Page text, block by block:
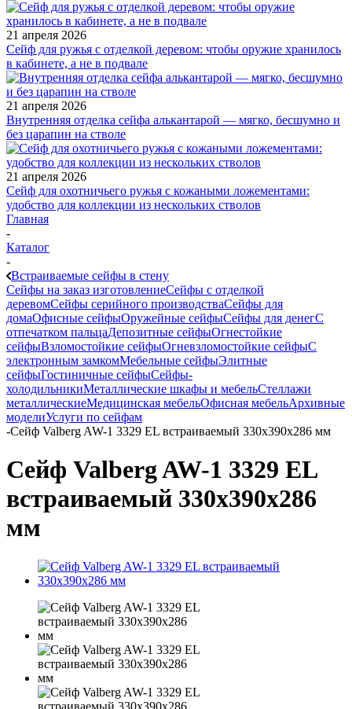
21 апреля 2026
Сейф для ружья с отделкой деревом: чтобы оружие хранилось
в кабинете, а не в подвале
21 апреля 2026
Внутренняя отделка сейфа алькантарой — мягко, бесшумно и
без царапин на стволе
21 апреля 2026
Сейф для охотничьего ружья с кожаными ложементами:
удобство для коллекции из нескольких стволов
Главная
-
Каталог
-
Встраиваемые сейфы в стену
Сейфы на заказ изготовлениеСейфы с отделкой
деревомСейфы серийного производстваСейфы для
домаОфисные сейфыОружейные сейфыСейфы для денегС
отпечатком пальцаДепозитные сейфыОгнестойкие
сейфыВзломостойкие сейфыОгневзломостойкие сейфыС
электронным замкомМебельные сейфыЭлитные
сейфыГостиничные сейфыСейфы-
холодильникиМеталлические шкафы и мебельСтеллажи
металлическиеМедицинская мебельОфисная мебельАрхивные
моделиУслуги по сейфам
-Сейф Valberg AW-1 3329 EL встраиваемый 330x390x286 мм
Сейф Valberg AW-1 3329 EL
встраиваемый 330x390x286
мм